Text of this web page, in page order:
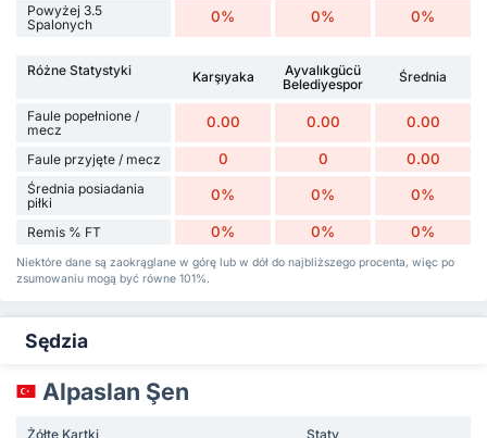
Powyżej 3.5
Spalonych
0% 0% 0%
Różne Statystyki Karşıyaka
Ayvalıkgücü
Belediyespor
Średnia
Faule popełnione /
mecz
0.00 0.00 0.00
Faule przyjęte / mecz 0 0 0.00
Średnia posiadania
piłki
0% 0% 0%
Remis % FT 0% 0% 0%
Niektóre dane są zaokrąglane w górę lub w dół do najbliższego procenta, więc po
zsumowaniu mogą być równe 101%.
Sędzia
Alpaslan Şen
Żółte Kartki Staty